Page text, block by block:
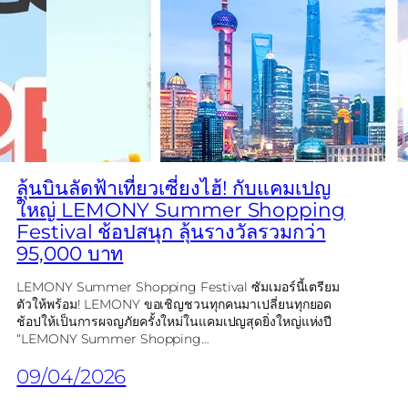
ลุ้นบินลัดฟ้าเที่ยวเซี่ยงไฮ้! กับแคมเปญ
ใหญ่ LEMONY Summer Shopping
Festival ช้อปสนุก ลุ้นรางวัลรวมกว่า
95,000 บาท
LEMONY Summer Shopping Festival ซัมเมอร์นี้เตรียม
ตัวให้พร้อม! LEMONY ขอเชิญชวนทุกคนมาเปลี่ยนทุกยอด
ช้อปให้เป็นการผจญภัยครั้งใหม่ในแคมเปญสุดยิ่งใหญ่แห่งปี
“LEMONY Summer Shopping…
09/04/2026